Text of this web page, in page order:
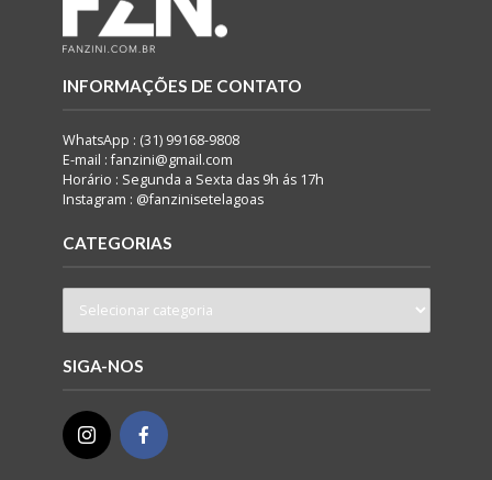
INFORMAÇÕES DE CONTATO
WhatsApp : (31) 99168-9808
E-mail : fanzini@gmail.com
Horário : Segunda a Sexta das 9h ás 17h
Instagram : @fanzinisetelagoas
CATEGORIAS
SIGA-NOS